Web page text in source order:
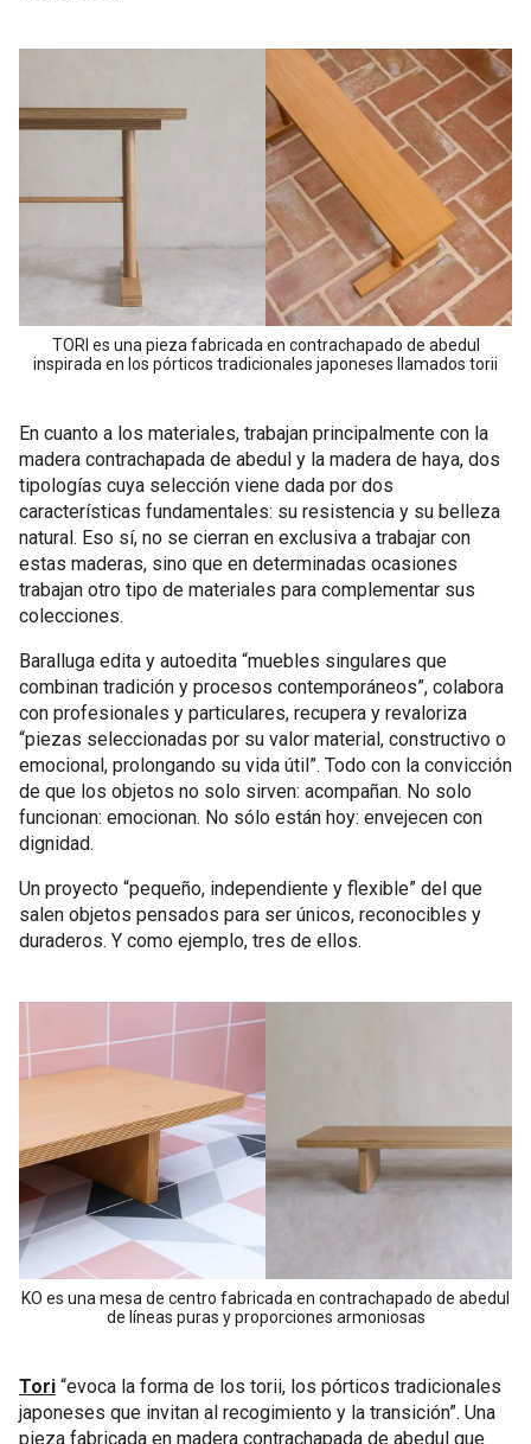
TORI es una pieza fabricada en contrachapado de abedul
inspirada en los pórticos tradicionales japoneses llamados torii
En cuanto a los materiales, trabajan principalmente con la
madera contrachapada de abedul y la madera de haya, dos
tipologías cuya selección viene dada por dos
características fundamentales: su resistencia y su belleza
natural. Eso sí, no se cierran en exclusiva a trabajar con
estas maderas, sino que en determinadas ocasiones
trabajan otro tipo de materiales para complementar sus
colecciones.
Baralluga edita y autoedita “muebles singulares que
combinan tradición y procesos contemporáneos”, colabora
con profesionales y particulares, recupera y revaloriza
“piezas seleccionadas por su valor material, constructivo o
emocional, prolongando su vida útil”. Todo con la convicción
de que los objetos no solo sirven: acompañan. No solo
funcionan: emocionan. No sólo están hoy: envejecen con
dignidad.
Un proyecto “pequeño, independiente y flexible” del que
salen objetos pensados para ser únicos, reconocibles y
duraderos. Y como ejemplo, tres de ellos.
KO es una mesa de centro fabricada en contrachapado de abedul
de líneas puras y proporciones armoniosas
Tori “evoca la forma de los torii, los pórticos tradicionales
japoneses que invitan al recogimiento y la transición”. Una
pieza fabricada en madera contrachapada de abedul que